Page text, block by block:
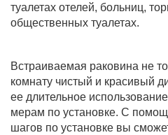
туалетах отелей, больниц,
общественных туалетах.
Встраиваемая раковина не
комнату чистый и красивый
ее длительное
мерам по установке. С
шагов по установке вы